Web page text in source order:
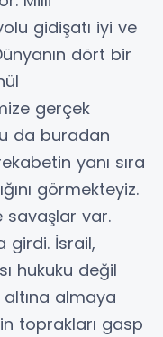
gidişatı iyi ve
dört bir
gerçek
da buradan
yanı sıra
görmekteyiz.
savaşlar var.
girdi. İsrail,
hukuku değil
almaya
toprakları gasp